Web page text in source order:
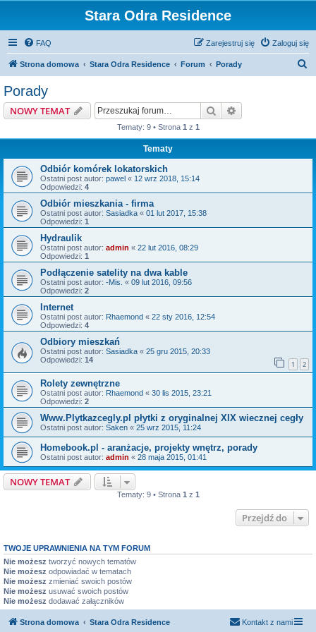
Stara Odra Residence
FAQ Zaloguj się
Zarejestruj się
Strona domowa Stara Odra Residence Forum Porady
Porady
NOWY TEMAT Szukaj
Tematy: 9 • Strona 1 z 1
Tematy
Odbiór komórek lokatorskich
Ostatni post autor: pawel « 12 wrz 2018, 15:14
Odpowiedzi: 4
Odbiór mieszkania - firma
Ostatni post autor: Sasiadka « 01 lut 2017, 15:38
Odpowiedzi: 1
Hydraulik
Ostatni post autor: admin « 22 lut 2016, 08:29
Odpowiedzi: 1
Podłączenie satelity na dwa kable
Ostatni post autor: -Mis. « 09 lut 2016, 09:56
Odpowiedzi: 2
Internet
Ostatni post autor: Rhaemond « 22 sty 2016, 12:54
Odpowiedzi: 4
Odbiory mieszkań
Ostatni post autor: Sasiadka « 25 gru 2015, 20:33
Odpowiedzi: 14 1 2
Rolety zewnętrzne
Ostatni post autor: Rhaemond « 30 lis 2015, 23:21
Odpowiedzi: 2
Www.Plytkazcegly.pl płytki z oryginalnej XIX wiecznej cegły
Ostatni post autor: Saken « 25 wrz 2015, 11:24
Homebook.pl - aranżacje, projekty wnętrz, porady
Ostatni post autor: admin « 28 maja 2015, 01:41
NOWY TEMAT
Tematy: 9 • Strona 1 z 1
Przejdź do
TWOJE UPRAWNIENIA NA TYM FORUM
Nie możesz tworzyć nowych tematów
Nie możesz odpowiadać w tematach
Nie możesz zmieniać swoich postów
Nie możesz usuwać swoich postów
Nie możesz dodawać załączników
Strona domowa Stara Odra Residence Kontakt z nami